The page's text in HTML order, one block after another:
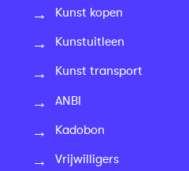
Kunst kopen
Kunstuitleen
Kunst transport
ANBI
Kadobon
Vrijwilligers